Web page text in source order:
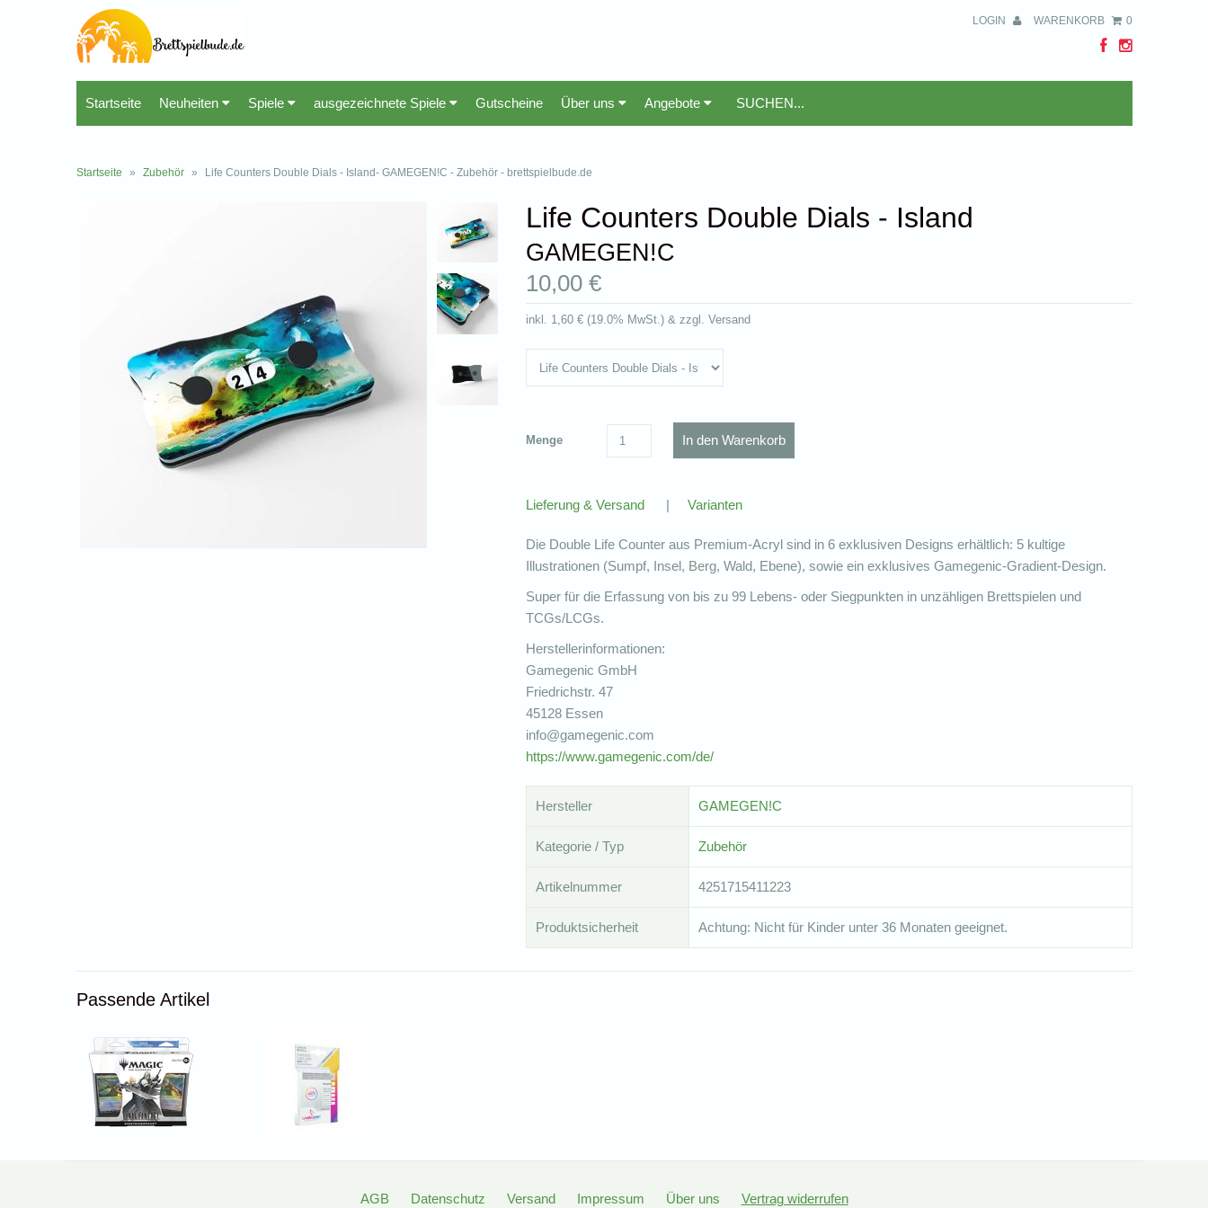
LOGIN WARENKORB 0
Startseite Neuheiten Spiele ausgezeichnete Spiele Gutscheine Über uns Angebote
Startseite » Zubehör » Life Counters Double Dials - Island- GAMEGEN!C - Zubehör - brettspielbude.de
Life Counters Double Dials - Island
GAMEGEN!C
10,00 €
inkl. 1,60 €(19.0% MwSt.) & zzgl. Versand
Menge
Lieferung & Versand | Varianten
Die Double Life Counter aus Premium-Acryl sind in 6 exklusiven Designs erhältlich: 5 kultige
Illustrationen (Sumpf, Insel, Berg, Wald, Ebene), sowie ein exklusives Gamegenic-Gradient-Design.
Super für die Erfassung von bis zu 99 Lebens- oder Siegpunkten in unzähligen Brettspielen und
TCGs/LCGs.
Herstellerinformationen:
Gamegenic GmbH
Friedrichstr. 47
45128 Essen
info@gamegenic.com
https://www.gamegenic.com/de/
Hersteller GAMEGEN!C
Kategorie / Typ Zubehör
Artikelnummer 4251715411223
Produktsicherheit Achtung: Nicht für Kinder unter 36 Monaten geeignet.
Passende Artikel
AGB Datenschutz Versand Impressum Über uns Vertrag widerrufen